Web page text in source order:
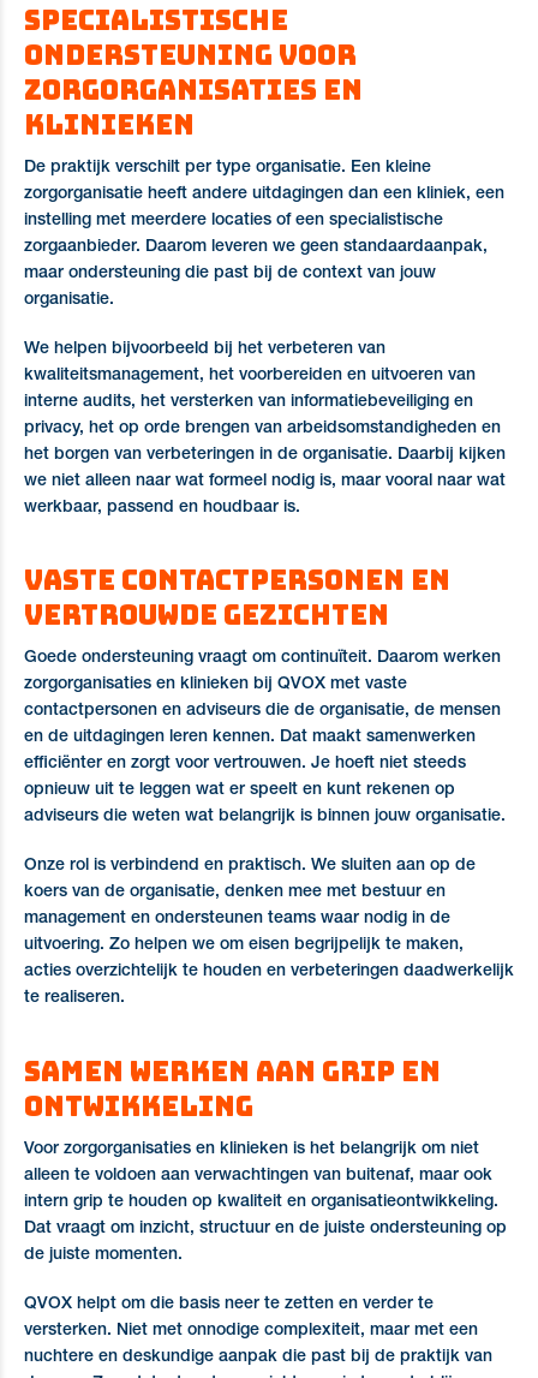
Specialistische
ondersteuning voor
zorgorganisaties en
klinieken
De praktijk verschilt per type organisatie. Een kleine
zorgorganisatie heeft andere uitdagingen dan een kliniek, een
instelling met meerdere locaties of een specialistische
zorgaanbieder. Daarom leveren we geen standaardaanpak,
maar ondersteuning die past bij de context van jouw
organisatie.
We helpen bijvoorbeeld bij het verbeteren van
kwaliteitsmanagement, het voorbereiden en uitvoeren van
interne audits, het versterken van informatiebeveiliging en
privacy, het op orde brengen van arbeidsomstandigheden en
het borgen van verbeteringen in de organisatie. Daarbij kijken
we niet alleen naar wat formeel nodig is, maar vooral naar wat
werkbaar, passend en houdbaar is.
Vaste contactpersonen en
vertrouwde gezichten
Goede ondersteuning vraagt om continuïteit. Daarom werken
zorgorganisaties en klinieken bij QVOX met vaste
contactpersonen en adviseurs die de organisatie, de mensen
en de uitdagingen leren kennen. Dat maakt samenwerken
efficiënter en zorgt voor vertrouwen. Je hoeft niet steeds
opnieuw uit te leggen wat er speelt en kunt rekenen op
adviseurs die weten wat belangrijk is binnen jouw organisatie.
Onze rol is verbindend en praktisch. We sluiten aan op de
koers van de organisatie, denken mee met bestuur en
management en ondersteunen teams waar nodig in de
uitvoering. Zo helpen we om eisen begrijpelijk te maken,
acties overzichtelijk te houden en verbeteringen daadwerkelijk
te realiseren.
Samen werken aan grip en
ontwikkeling
Voor zorgorganisaties en klinieken is het belangrijk om niet
alleen te voldoen aan verwachtingen van buitenaf, maar ook
intern grip te houden op kwaliteit en organisatieontwikkeling.
Dat vraagt om inzicht, structuur en de juiste ondersteuning op
de juiste momenten.
QVOX helpt om die basis neer te zetten en verder te
versterken. Niet met onnodige complexiteit, maar met een
nuchtere en deskundige aanpak die past bij de praktijk van